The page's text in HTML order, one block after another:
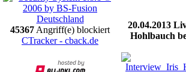
45367 Angriff(e) blockiert
CTracker - cback.de
20.04.2013
Hohlbauch